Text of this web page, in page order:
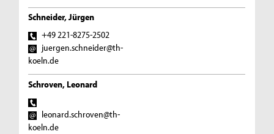
Schneider, Jürgen
+49 221-8275-2502
juergen.schneider@th-
koeln.de
Schroven, Leonard
leonard.schroven@th-
koeln.de